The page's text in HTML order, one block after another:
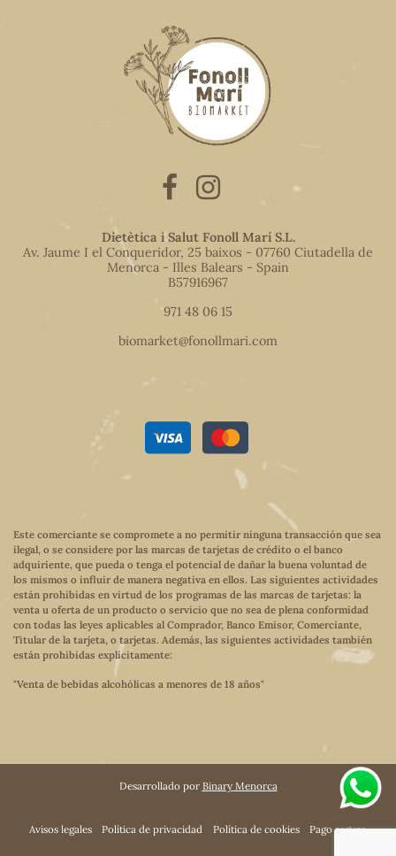
Dietètica i Salut Fonoll Marí S.L.
Av. Jaume I el Conqueridor, 25 baixos - 07760 Ciutadella de
Menorca - Illes Balears - Spain
B57916967
971 48 06 15
biomarket@fonollmari.com
Este comerciante se compromete a no permitir ninguna transacción que sea
ilegal, o se considere por las marcas de tarjetas de crédito o el banco
adquiriente, que pueda o tenga el potencial de dañar la buena voluntad de
los mismos o influir de manera negativa en ellos. Las siguientes actividades
están prohibidas en virtud de los programas de las marcas de tarjetas: la
venta u oferta de un producto o servicio que no sea de plena conformidad
con todas las leyes aplicables al Comprador, Banco Emisor, Comerciante,
Titular de la tarjeta, o tarjetas. Además, las siguientes actividades también
están prohibidas explícitamente:
"Venta de bebidas alcohólicas a menores de 18 años"
Desarrollado por Binary Menorca
Avisos legales Política de privacidad Política de cookies Pago seguro